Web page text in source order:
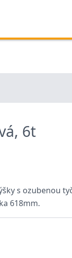
6t
s ozubenou
618mm.